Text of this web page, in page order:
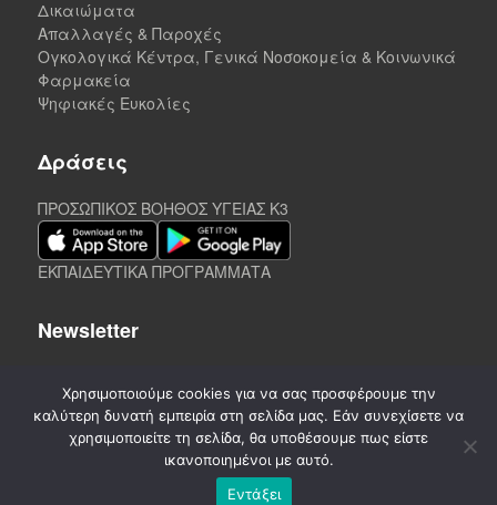
Δικαιώματα
Απαλλαγές & Παροχές
Ογκολογικά Κέντρα, Γενικά Νοσοκομεία & Κοινωνικά
Φαρμακεία
Ψηφιακές Ευκολίες
Δράσεις
ΠΡΟΣΩΠΙΚΟΣ ΒΟΗΘΟΣ ΥΓΕΙΑΣ K3
ΕΚΠΑΙΔΕΥΤΙΚΑ ΠΡΟΓΡΑΜΜΑΤΑ
Newsletter
Χρησιμοποιούμε cookies για να σας προσφέρουμε την
καλύτερη δυνατή εμπειρία στη σελίδα μας. Εάν συνεχίσετε να
χρησιμοποιείτε τη σελίδα, θα υποθέσουμε πως είστε
ικανοποιημένοι με αυτό.
Εντάξει